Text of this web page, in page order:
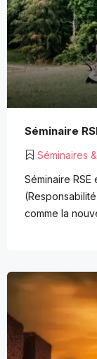
Séminaires
Séminaire RSE
comme la